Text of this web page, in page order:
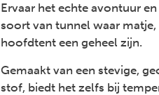
Ervaar het echte avontuur
soort van tunnel waar matje,
hoofdtent een geheel zijn.
Gemaakt van een stevige,
stof, biedt het zelfs bij